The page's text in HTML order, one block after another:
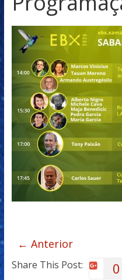
← Anterior
Share This Post: 0